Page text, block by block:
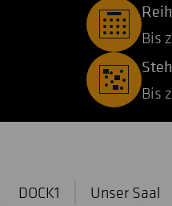
Bis
Bis
DOCK1 Unser Saal